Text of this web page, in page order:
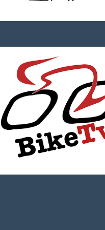
Brocci Incontra
Giuseppe Martinelli
– r
Che cos’è il
triathlon? Con
Simone Diamantini
– r
Marzo 2025 –